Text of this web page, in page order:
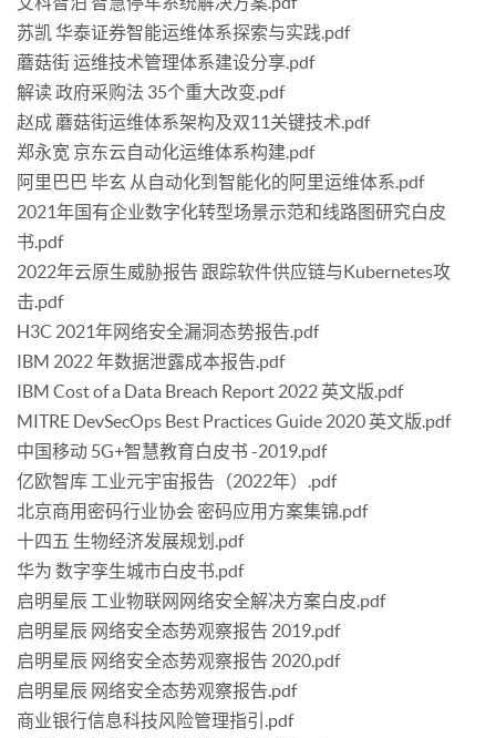
苏凯 华泰证券智能运维体系探索与实践.pdf
蘑菇街 运维技术管理体系建设分享.pdf
解读 政府采购法 35个重大改变.pdf
赵成 蘑菇街运维体系架构及双11关键技术.pdf
郑永宽 京东云自动化运维体系构建.pdf
阿里巴巴 毕玄 从自动化到智能化的阿里运维体系.pdf
2021年国有企业数字化转型场景示范和线路图研究白皮
书.pdf
2022年云原生威胁报告 跟踪软件供应链与Kubernetes攻
击.pdf
H3C 2021年网络安全漏洞态势报告.pdf
IBM 2022 年数据泄露成本报告.pdf
IBM Cost of a Data Breach Report 2022 英文版.pdf
MITRE DevSecOps Best Practices Guide 2020 英文版.pdf
中国移动 5G+智慧教育白皮书 -2019.pdf
亿欧智库 工业元宇宙报告（2022年）.pdf
北京商用密码行业协会 密码应用方案集锦.pdf
十四五 生物经济发展规划.pdf
华为 数字孪生城市白皮书.pdf
启明星辰 工业物联网网络安全解决方案白皮.pdf
启明星辰 网络安全态势观察报告 2019.pdf
启明星辰 网络安全态势观察报告 2020.pdf
启明星辰 网络安全态势观察报告.pdf
商业银行信息科技风险管理指引.pdf